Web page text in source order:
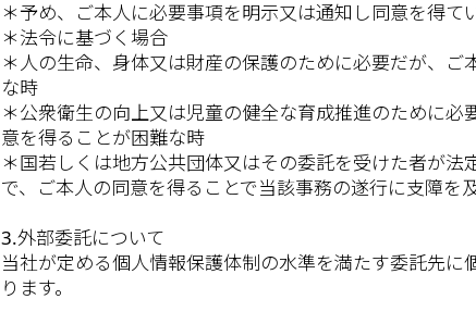
＊予め、ご本人に必要事項を明示又は通知し同意を得て
＊法令に基づく場合
＊人の生命、身体又は財産の保護のために必要だが、ご
な時
＊公衆衛生の向上又は児童の健全な育成推進のために必
意を得ることが困難な時
＊国若しくは地方公共団体又はその委託を受けた者が法
で、ご本人の同意を得ることで当該事務の遂行に支障を
3.外部委託について
当社が定める個人情報保護体制の水準を満たす委託先に
ります。